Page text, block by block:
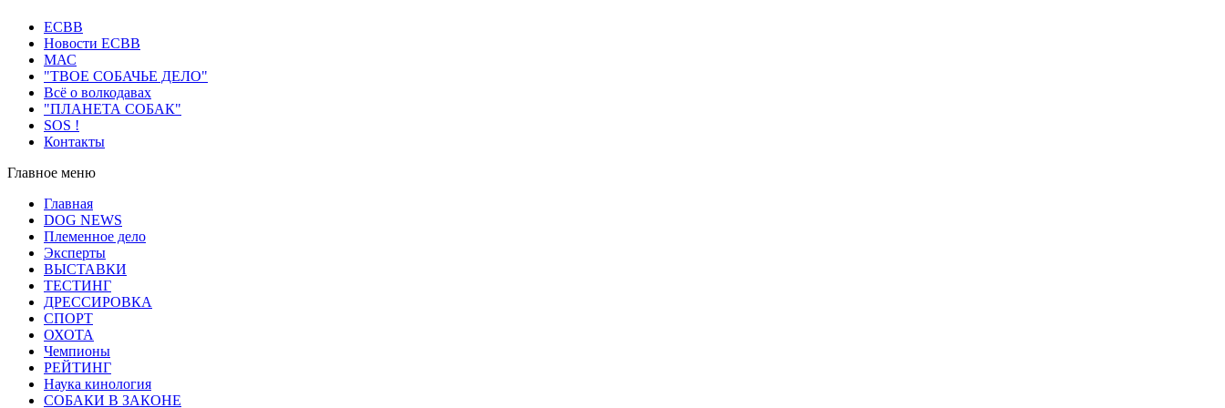
ECВB
Новости ЕСВВ
МАС
"ТВОЕ СОБАЧЬЕ ДЕЛО"
Всё о волкодавах
"ПЛАНЕТА СОБАК"
SOS !
Контакты
Главное меню
Главная
DOG NEWS
Племенное дело
Эксперты
ВЫСТАВКИ
ТЕСТИНГ
ДРЕССИРОВКА
СПОРТ
ОХОТА
Чемпионы
РЕЙТИНГ
Наука кинология
СОБАКИ В ЗАКОНЕ